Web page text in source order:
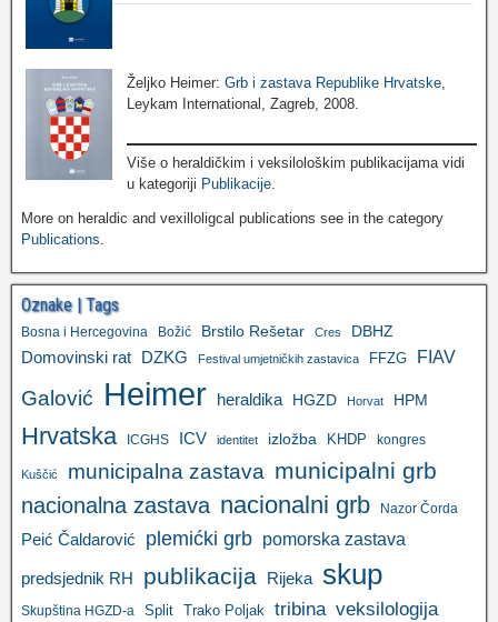
Željko Heimer:Grb i zastava Republike Hrvatske
Leykam International, Zagreb, 2008.
Više o heraldičkim i veksilološkim publikacijama vidi
u kategoriji Publikacije.
More on heraldic and vexilloligcal publications see in the category
Publications.
Oznake | Tags
Bosna i Hercegovina Božić Brstilo Rešetar Cres DBHZ
Domovinski rat DZKG Festival umjetničkih zastavica FFZG FIAV
Galović Heimer heraldika HGZD Horvat HPM
Hrvatska ICGHS ICV identitet izložba KHDP kongres
Kuščić municipalna zastava municipalni grb
nacionalna zastava nacionalni grb Nazor Čorda
Peić Čaldarović plemićki grb pomorska zastava
predsjednik RH publikacija Rijeka skup
Skupština HGZD-a Split Trako Poljak tribina veksilologija